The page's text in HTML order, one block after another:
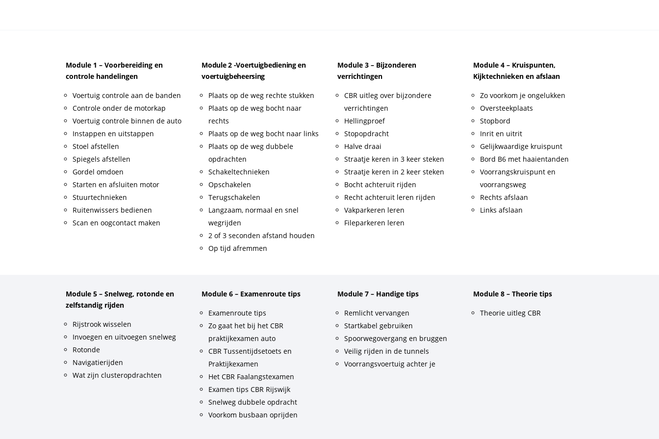
Module 1 – Voorbereiding en
controle handelingen
Voertuig controle aan de banden
Controle onder de motorkap
Voertuig controle binnen de auto
Instappen en uitstappen
Stoel afstellen
Spiegels afstellen
Gordel omdoen
Starten en afsluiten motor
Stuurtechnieken
Ruitenwissers bedienen
Scan en oogcontact maken
Module 2 -Voertuigbediening en
voertuigbeheersing
Plaats op de weg rechte stukken
Plaats op de weg bocht naar
rechts
Plaats op de weg bocht naar links
Plaats op de weg dubbele
opdrachten
Schakeltechnieken
Opschakelen
Terugschakelen
Langzaam, normaal en snel
wegrijden
2 of 3 seconden afstand houden
Op tijd afremmen
Module 3 – Bijzonderen
verrichtingen
CBR uitleg over bijzondere
verrichtingen
Hellingproef
Stopopdracht
Halve draai
Straatje keren in 3 keer steken
Straatje keren in 2 keer steken
Bocht achteruit rijden
Recht achteruit leren rijden
Vakparkeren leren
Fileparkeren leren
Module 4 – Kruispunten,
Kijktechnieken en afslaan
Zo voorkom je ongelukken
Oversteekplaats
Stopbord
Inrit en uitrit
Gelijkwaardige kruispunt
Bord B6 met haaientanden
Voorrangskruispunt en
voorrangsweg
Rechts afslaan
Links afslaan
Module 5 – Snelweg, rotonde en
zelfstandig rijden
Rijstrook wisselen
Invoegen en uitvoegen snelweg
Rotonde
Navigatierijden
Wat zijn clusteropdrachten
Module 6 – Examenroute tips
Examenroute tips
Zo gaat het bij het CBR
praktijkexamen auto
CBR Tussentijdsetoets en
Praktijkexamen
Het CBR Faalangstexamen
Examen tips CBR Rijswijk
Snelweg dubbele opdracht
Voorkom busbaan oprijden
Module 7 – Handige tips
Remlicht vervangen
Startkabel gebruiken
Spoorwegovergang en bruggen
Veilig rijden in de tunnels
Voorrangsvoertuig achter je
Module 8 – Theorie tips
Theorie uitleg CBR